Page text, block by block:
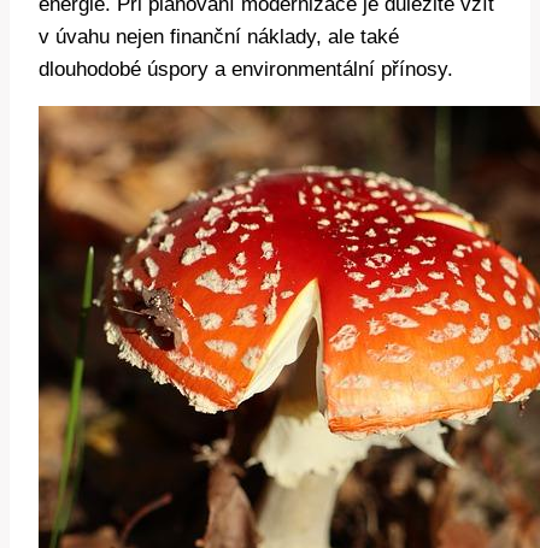
v úvahu nejen finanční náklady, ale také
dlouhodobé úspory a environmentální přínosy.